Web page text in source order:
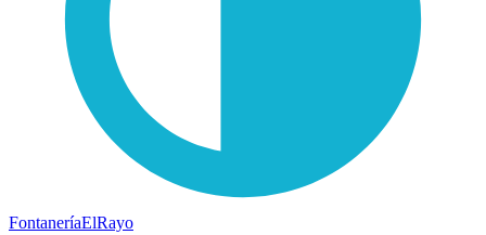
FontaneríaElRayo